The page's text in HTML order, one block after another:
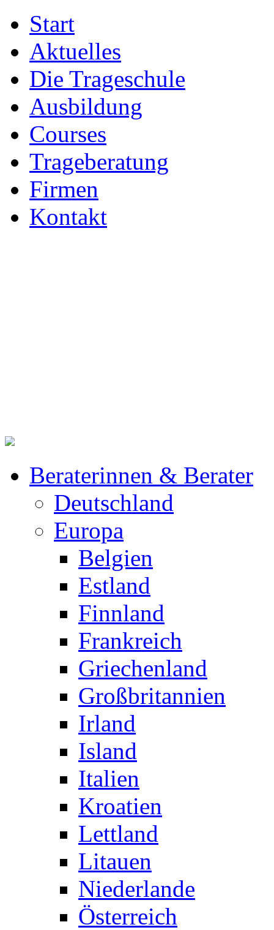
Start
Aktuelles
Die Trageschule
Ausbildung
Courses
Trageberatung
Firmen
Kontakt
Beraterinnen & Berater
Deutschland
Europa
Belgien
Estland
Finnland
Frankreich
Griechenland
Großbritannien
Irland
Island
Italien
Kroatien
Lettland
Litauen
Niederlande
Österreich